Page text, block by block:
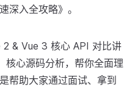
入全攻略》。
& Vue 3 核心 API 对比讲
核心源码分析，帮你全面理
帮助大家通过面试、拿到